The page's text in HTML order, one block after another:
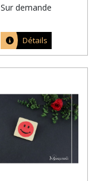
Sur demande
Détails